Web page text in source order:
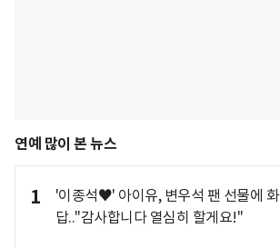
연예 많이 본 뉴스
1
'이종석♥' 아이유, 변우석 팬 선물에 화
답.."감사합니다 열심히 할게요!"